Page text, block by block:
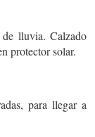
de lluvia. Calzado
protector solar.
para llegar a